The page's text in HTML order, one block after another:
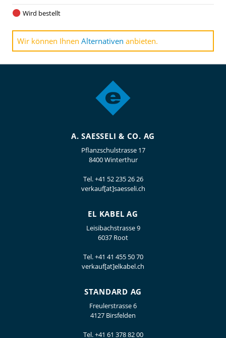
Wird bestellt
Wir können Ihnen Alternativen anbieten.
A. SAESSELI & CO. AG
Pflanzschulstrasse 17
8400 Winterthur
Tel.+41 52 235 26 26
verkauf[at]saesseli.ch
EL KABEL AG
Leisibachstrasse 9
6037 Root
Tel.+41 41 455 50 70
verkauf[at]elkabel.ch
STANDARD AG
Freulerstrasse 6
4127 Birsfelden
Tel.+41 61 378 82 00